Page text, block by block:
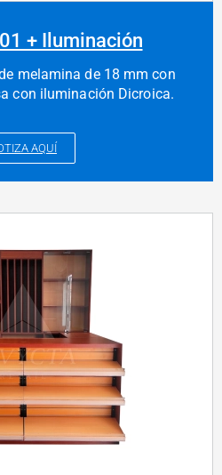
+ Iluminación
melamina de 18 mm con
con iluminación Dicroica.
AQUÍ